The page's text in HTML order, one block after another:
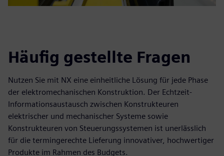
Häufig gestellte Fragen
Nutzen Sie mit NX eine einheitliche Lösung für jede Phase
der elektromechanischen Konstruktion. Der Echtzeit-
Informationsaustausch zwischen Konstrukteuren
elektrischer und mechanischer Systeme sowie
Konstrukteuren von Steuerungssystemen ist unerlässlich
für die termingerechte Lieferung innovativer, hochwertiger
Produkte im Rahmen des Budgets.